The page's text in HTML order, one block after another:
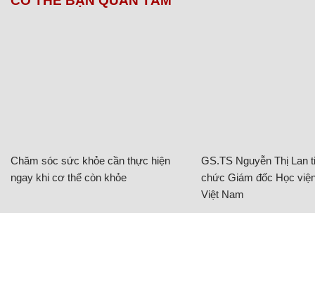
Chăm sóc sức khỏe cần thực hiện
ngay khi cơ thể còn khỏe
GS.TS Nguyễn Thị Lan
chức Giám đốc Học
Việt Nam